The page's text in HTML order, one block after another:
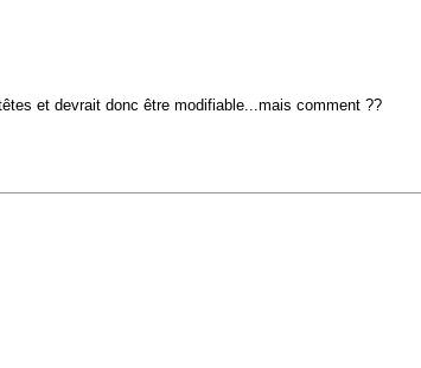
et devrait donc être modifiable...mais comment ??